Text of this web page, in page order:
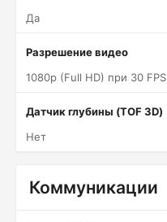
Да
Разрешение видео
1080p (Full HD) при 30 FPS
Датчик глубины (TOF 3D)
Нет
Коммуникации